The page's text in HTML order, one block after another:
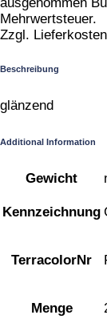
Mehrwertsteuer.
Zzgl. Lieferkosten
Beschreibung
glänzend
Additional Information
Gewicht
Kennzeichnung
TerracolorNr
Menge